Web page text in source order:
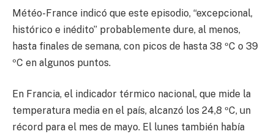
Météo-France indicó que este episodio, “excepcional,
histórico e inédito” probablemente dure, al menos,
hasta finales de semana, con picos de hasta 38 ºC o 39
ºC en algunos puntos.
En Francia, el indicador térmico nacional, que mide la
temperatura media en el país, alcanzó los 24,8 ºC, un
récord para el mes de mayo. El lunes también había